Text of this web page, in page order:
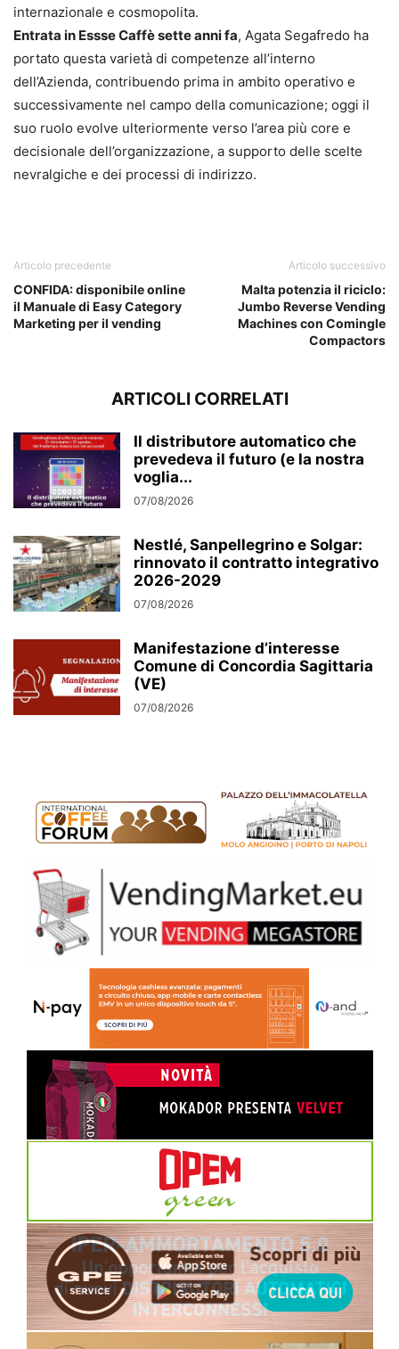
internazionale e cosmopolita.
Entrata in Essse Caffè sette anni fa, Agata Segafredo ha
portato questa varietà di competenze all’interno
dell’Azienda, contribuendo prima in ambito operativo e
successivamente nel campo della comunicazione; oggi il
suo ruolo evolve ulteriormente verso l’area più core e
decisionale dell’organizzazione, a supporto delle scelte
nevralgiche e dei processi di indirizzo.
Articolo precedente
CONFIDA: disponibile online
il Manuale di Easy Category
Marketing per il vending
Articolo successivo
Malta potenzia il riciclo:
Jumbo Reverse Vending
Machines con Comingle
Compactors
ARTICOLI CORRELATI
Il distributore automatico che
prevedeva il futuro (e la nostra
voglia...
07/08/2026
Nestlé, Sanpellegrino e Solgar:
rinnovato il contratto integrativo
2026-2029
07/08/2026
Manifestazione d’interesse
Comune di Concordia Sagittaria
(VE)
07/08/2026